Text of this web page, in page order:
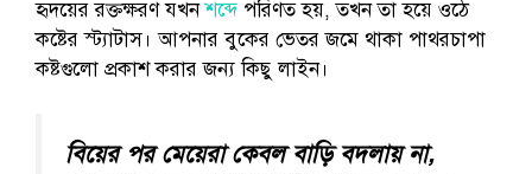
হৃদয়ের রক্তক্ষরণ যখনশব্দে পরিণত হয়, তখন তা হয়ে ওঠে
কষ্টের স্ট্যাটাস। আপনার বুকের ভেতর জমে থাকা পাথরচাপা
কষ্টগুলো প্রকাশ করার জন্য কিছু লাইন।
বিয়ের পর মেয়েরা কেবল বাড়ি বদলায় না,